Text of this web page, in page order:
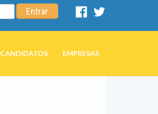
Entrar
Facebook
CANDIDATOS EMPRESAS